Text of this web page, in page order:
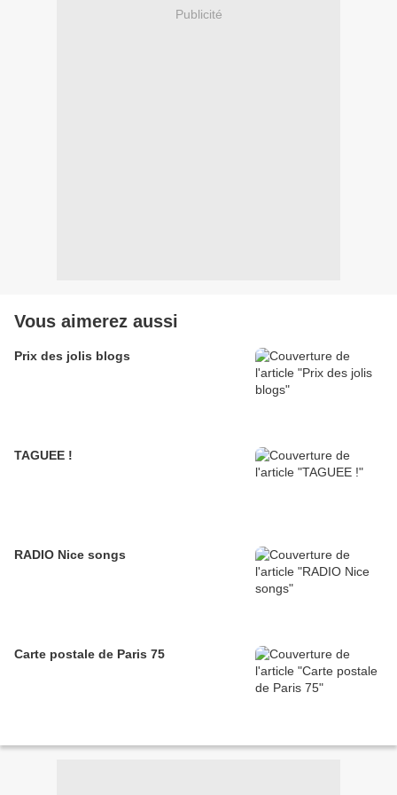
Publicité
Vous aimerez aussi
Prix des jolis blogs
TAGUEE !
RADIO Nice songs
Carte postale de Paris 75